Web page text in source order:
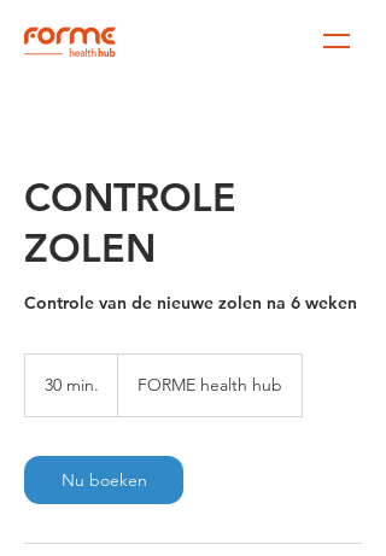
CONTROLE
ZOLEN
Controle van de nieuwe zolen na 6 weken
30 min.
i
n
.
FORME health hub
Nu boeken